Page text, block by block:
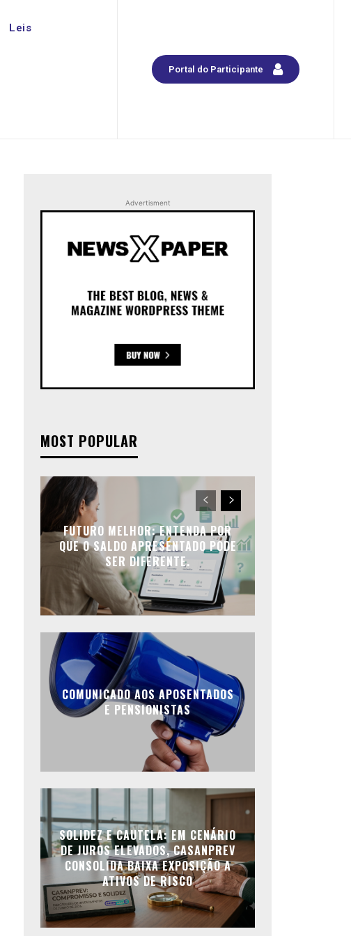
Leis
Portal do Participante
Advertisment
MOST POPULAR
FUTURO MELHOR: ENTENDA POR
QUE O SALDO APRESENTADO PODE
SER DIFERENTE.
COMUNICADO AOS APOSENTADOS
E PENSIONISTAS
SOLIDEZ E CAUTELA: EM CENÁRIO
DE JUROS ELEVADOS, CASANPREV
CONSOLIDA BAIXA EXPOSIÇÃO A
ATIVOS DE RISCO